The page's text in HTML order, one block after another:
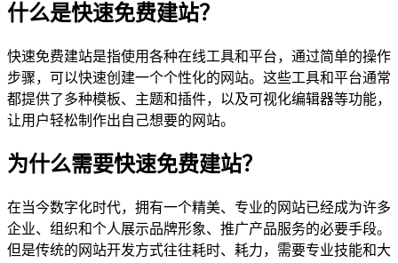
什么是快速免费建站？
快速免费建站是指使用各种在线工具和平台，通过简单的操作
步骤，可以快速创建一个个性化的网站。这些工具和平台通常
都提供了多种模板、主题和插件，以及可视化编辑器等功能，
让用户轻松制作出自己想要的网站。
为什么需要快速免费建站？
在当今数字化时代，拥有一个精美、专业的网站已经成为许多
企业、组织和个人展示品牌形象、推广产品服务的必要手段。
但是传统的网站开发方式往往耗时、耗力，需要专业技能和大